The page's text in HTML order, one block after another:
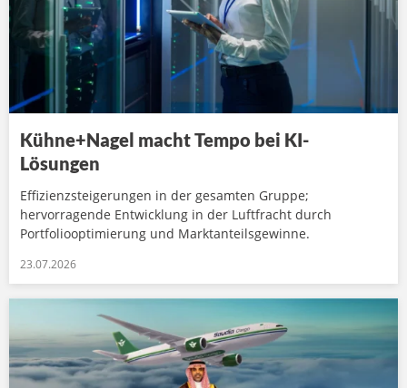
Kühne+Nagel macht Tempo bei KI-
Lösungen
Effizienzsteigerungen in der gesamten Gruppe;
hervorragende Entwicklung in der Luftfracht durch
Portfoliooptimierung und Marktanteilsgewinne.
23.07.2026